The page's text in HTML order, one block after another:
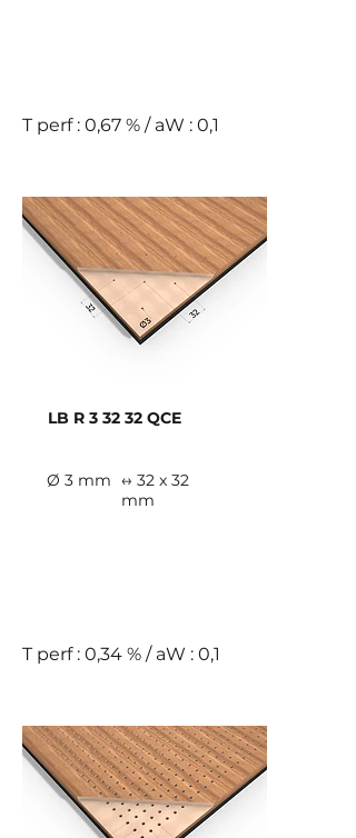
T perf : 0,67 % / aW : 0,1
LB R 3 32 32 QCE
Ø 3 mm ↔ 32 x 32
mm
T perf : 0,34 % / aW : 0,1